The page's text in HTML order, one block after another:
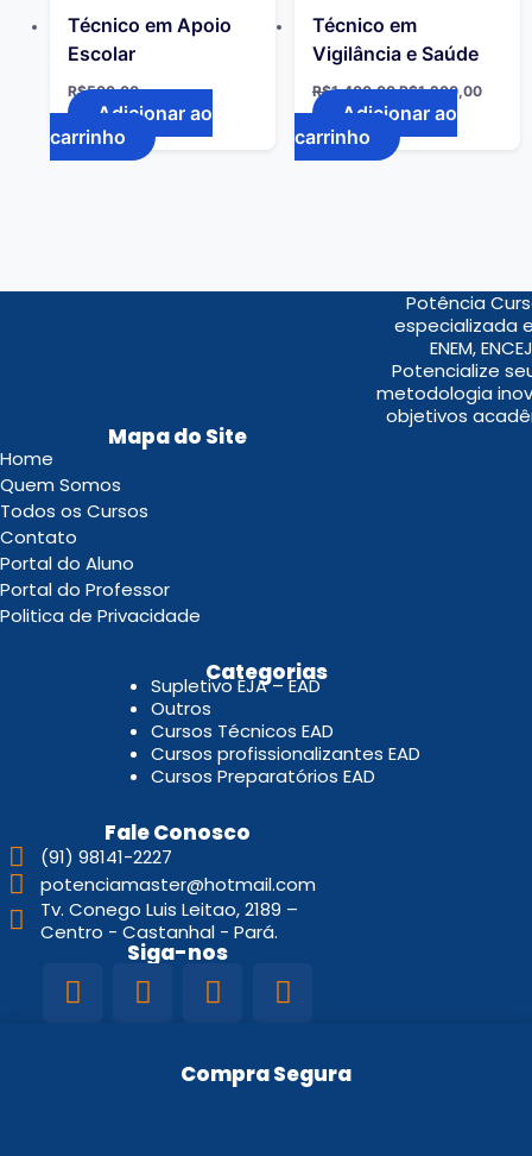
Técnico em Apoio
Escolar
R$500,00
Adicionar ao
carrinho
Técnico em
Vigilância e Saúde
R$1.400,00 R$1.200,00
Adicionar ao
carrinho
Potência
especializada
ENEM,
Potencialize
metodologia
objetivos
Mapa do Site
Home
Quem Somos
Todos os Cursos
Contato
Portal do Aluno
Portal do Professor
Politica de Privacidade
Categorias
Supletivo EJA – EAD
Outros
Cursos Técnicos EAD
Cursos profissionalizantes EAD
Cursos Preparatórios EAD
Fale Conosco
(91) 98141-2227
potenciamaster@hotmail.com
Tv. Conego Luis Leitao, 2189 –
Centro - Castanhal - Pará.
Siga-nos
Compra Segura